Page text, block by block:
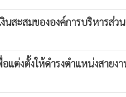
งินสะสมขององค์การบริหาร
แต่งตั้งให้ดำรงตำแหน่งสายง